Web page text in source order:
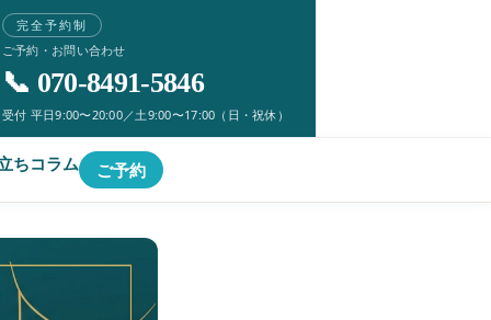
完全予約制
ご予約・お問い合わせ
📞 070-8491-5846
受付 平日9:00〜20:00／土9:00〜17:00（日・祝休）
ちコラム ご予約